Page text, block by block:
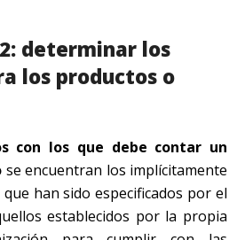
determinar los
los productos o
con los que debe contar un
se encuentran los implícitamente
han sido especificados por el
establecidos por la propia